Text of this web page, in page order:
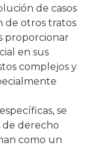
de casos
de otros tratos
proporcionar
en sus
complejos y
se
de derecho
como un